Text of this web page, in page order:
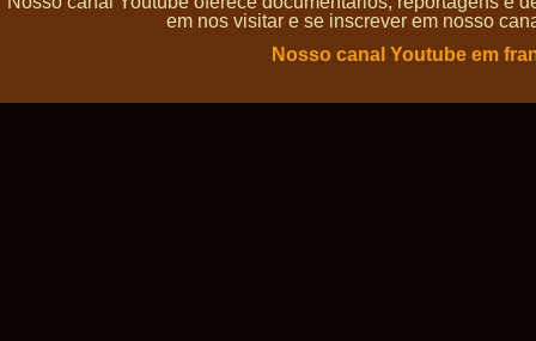
em nos visitar e se inscrever em nosso
Nosso canal Youtube em